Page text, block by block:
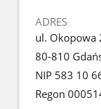
ADRES
ul. Okopowa
80-810
NIP 583 10
Regon